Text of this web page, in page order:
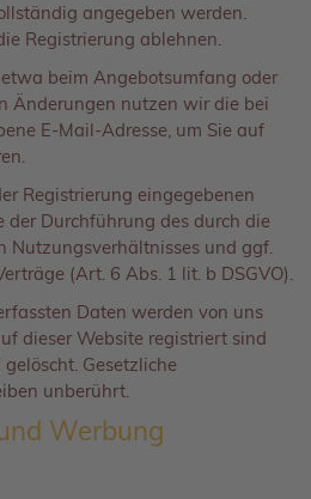
angegeben werden.
Registrierung ablehnen.
beim Angebotsumfang oder
Änderungen nutzen wir die bei
E-Mail-Adresse, um Sie auf
Registrierung eingegebenen
Durchführung des durch die
Nutzungsverhältnisses und ggf.
(Art. 6 Abs. 1 lit. b DSGVO).
Daten werden von uns
dieser Website registriert sind
Gesetzliche
unberührt.
Werbung